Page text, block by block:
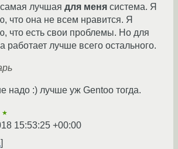
лучшая для меня система. Я
что она не всем нравится. Я
что есть свои проблемы. Но для
работает лучше всего остального.
надо :) лучше уж Gentoo тогда.
15:53:25 +00:00